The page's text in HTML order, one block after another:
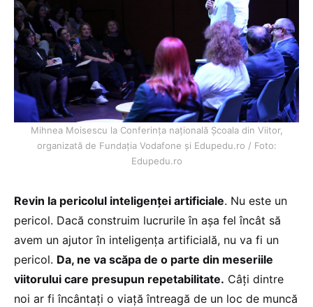
Mihnea Moisescu la Conferința națională Școala din Viitor,
organizată de Fundația Vodafone și Edupedu.ro / Foto:
Edupedu.ro
Revin la pericolul inteligenței artificiale. Nu este un
pericol. Dacă construim lucrurile în așa fel încât să
avem un ajutor în inteligența artificială, nu va fi un
pericol. Da, ne va scăpa de o parte din meseriile
viitorului care presupun repetabilitate. Câți dintre
noi ar fi încântați o viață întreagă de un loc de muncă